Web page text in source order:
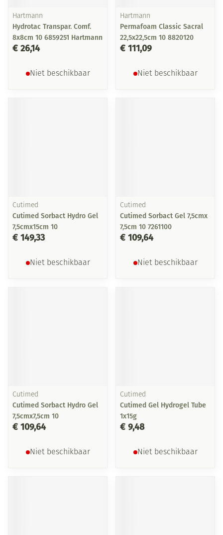
Hartmann
Hydrotac Transpar. Comf.
8x8cm 10 6859251 Hartmann
€ 26,14
Niet beschikbaar
Hartmann
Permafoam Classic Sacral
22,5x22,5cm 10 8820120
€ 111,09
Niet beschikbaar
Cutimed
Cutimed Sorbact Hydro Gel
7,5cmx15cm 10
€ 149,33
Niet beschikbaar
Cutimed
Cutimed Sorbact Gel 7,5cmx
7,5cm 10 7261100
€ 109,64
Niet beschikbaar
Cutimed
Cutimed Sorbact Hydro Gel
7,5cmx7,5cm 10
€ 109,64
Niet beschikbaar
Cutimed
Cutimed Gel Hydrogel Tube
1x15g
€ 9,48
Niet beschikbaar